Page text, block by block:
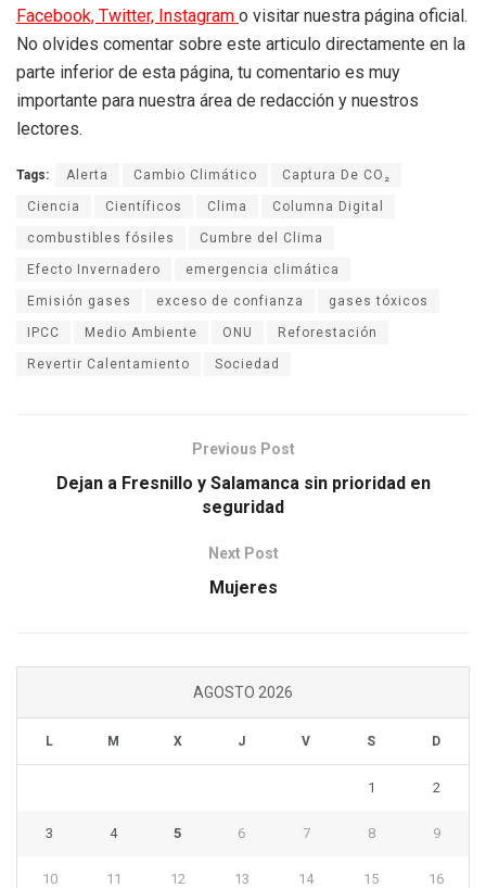
Facebook, Twitter, Instagram o visitar nuestra página oficial.
No olvides comentar sobre este articulo directamente en la
parte inferior de esta página, tu comentario es muy
importante para nuestra área de redacción y nuestros
lectores.
Tags: Alerta Cambio Climático Captura De CO₂
Ciencia Científicos Clima Columna Digital
combustibles fósiles Cumbre del Clima
Efecto Invernadero emergencia climática
Emisión gases exceso de confianza gases tóxicos
IPCC Medio Ambiente ONU Reforestación
Revertir Calentamiento Sociedad
Previous Post
Dejan a Fresnillo y Salamanca sin prioridad en
seguridad
Next Post
Mujeres
AGOSTO 2026
L M X J V S D
1 2
3 4 5 6 7 8 9
10 11 12 13 14 15 16